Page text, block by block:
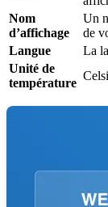
Nom
d’affichage
Un
de
Langue
La
Unité de
température